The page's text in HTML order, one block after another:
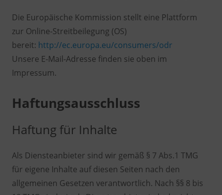
Die Europäische Kommission stellt eine Plattform
zur Online-Streitbeilegung (OS)
bereit: http://ec.europa.eu/consumers/odr
Unsere E-Mail-Adresse finden sie oben im
Impressum.
Haftungsausschluss
Haftung für Inhalte
Als Diensteanbieter sind wir gemäß § 7 Abs.1 TMG
für eigene Inhalte auf diesen Seiten nach den
allgemeinen Gesetzen verantwortlich. Nach §§ 8 bis